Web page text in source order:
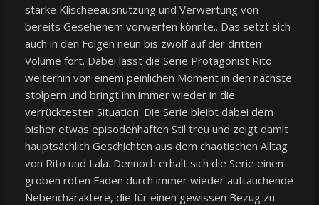
starke Klischeeausnutzung und Verwertung von
bereits Gesehenem vorwerfen könnte.. Das setzt sich
auch in den Folgen neun bis zwölf auf der dritten
Volume fort. Dabei lässt die Serie Protagonist Rito
weiterhin von einem peinlichen Moment in den nächste
stolpern und bringt ihn immer wieder in die
verrücktesten Situation. Die Serie bleibt dabei dem
bisher etwas episodenhaften Stil treu und zeigt damit
hauptsächlich Geschichten aus dem chaotischen Alltag
von Rito und Lala. Dennoch erhält sich die Serie einen
groben roten Faden durch immer wieder auftauchende
Nebencharaktere, die für einen gewissen Bezug zu